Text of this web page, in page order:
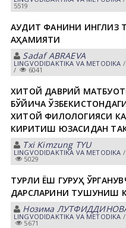
5519
АУДИТ ФАНИНИ ИНГЛИЗ
АҲАМИЯТИ
Sadaf АBRАEVА
LINGVODIDАKTIKА VА METODIKА /
/ 6041
ХИТОЙ ДАВРИЙ
БЎЙИЧА
ХИТОЙ ФИЛОЛОГИЯСИ
КИРИТИШ ЮЗАСИДАН
Txi Kimzung TYU
LINGVODIDАKTIKА VА METODIKА /
5029
ТУРЛИ ЁШ ГУРУҲ
ДАРСЛАРИНИ ТУШУНИШ
Нозима
LINGVODIDАKTIKА VА METODIKА /
5671